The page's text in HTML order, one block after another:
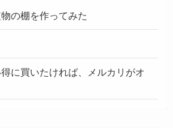
の棚を作ってみた
に買いたければ、メルカリがオ